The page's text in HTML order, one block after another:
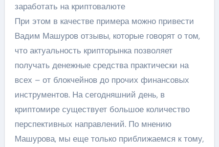
заработать на криптовалюте
При этом в качестве примера можно привести
Вадим Машуров отзывы, которые говорят о том,
что актуальность крипторынка позволяет
получать денежные средства практически на
всех – от блокчейнов до прочих финансовых
инструментов. На сегодняшний день, в
криптомире существует большое количество
перспективных направлений. По мнению
Машурова, мы еще только приближаемся к тому,